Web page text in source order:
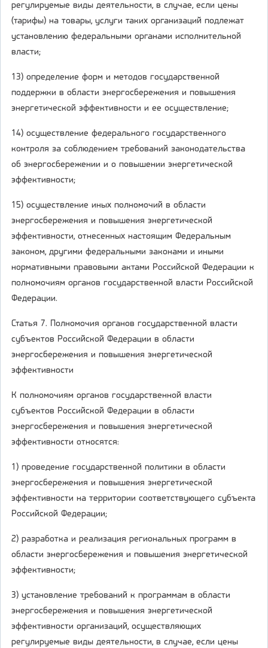
регулируемые виды деятельности, в случае, если цены
(тарифы) на товары, услуги таких организаций подлежат
установлению федеральными органами исполнительной
власти;
13) определение форм и методов государственной
поддержки в области энергосбережения и повышения
энергетической эффективности и ее осуществление;
14) осуществление федерального государственного
контроля за соблюдением требований законодательства
об энергосбережении и о повышении энергетической
эффективности;
15) осуществление иных полномочий в области
энергосбережения и повышения энергетической
эффективности, отнесенных настоящим Федеральным
законом, другими федеральными законами и иными
нормативными правовыми актами Российской Федерации к
полномочиям органов государственной власти Российской
Федерации.
Статья 7. Полномочия органов государственной власти
субъектов Российской Федерации в области
энергосбережения и повышения энергетической
эффективности
К полномочиям органов государственной власти
субъектов Российской Федерации в области
энергосбережения и повышения энергетической
эффективности относятся:
1) проведение государственной политики в области
энергосбережения и повышения энергетической
эффективности на территории соответствующего субъекта
Российской Федерации;
2) разработка и реализация региональных программ в
области энергосбережения и повышения энергетической
эффективности;
3) установление требований к программам в области
энергосбережения и повышения энергетической
эффективности организаций, осуществляющих
регулируемые виды деятельности, в случае, если цены